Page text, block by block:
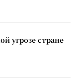
угрозе стране